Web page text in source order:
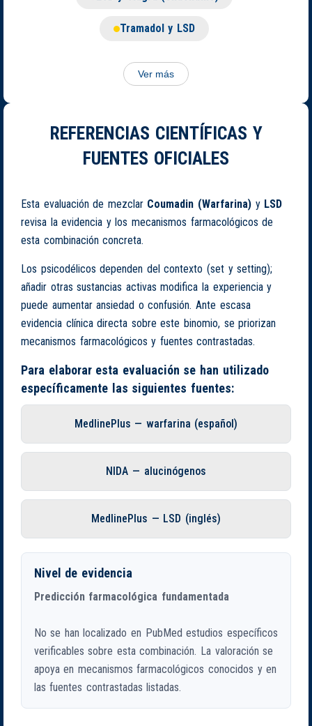
Tramadol y LSD
Ver más
REFERENCIAS CIENTÍFICAS Y
FUENTES OFICIALES
Esta evaluación de mezclar Coumadin (Warfarina) y LSD
revisa la evidencia y los mecanismos farmacológicos de
esta combinación concreta.
Los psicodélicos dependen del contexto (set y setting);
añadir otras sustancias activas modifica la experiencia y
puede aumentar ansiedad o confusión. Ante escasa
evidencia clínica directa sobre este binomio, se priorizan
mecanismos farmacológicos y fuentes contrastadas.
Para elaborar esta evaluación se han utilizado
específicamente las siguientes fuentes:
MedlinePlus — warfarina (español)
NIDA — alucinógenos
MedlinePlus — LSD (inglés)
Nivel de evidencia
Predicción farmacológica fundamentada
No se han localizado en PubMed estudios específicos
verificables sobre esta combinación. La valoración se
apoya en mecanismos farmacológicos conocidos y en
las fuentes contrastadas listadas.